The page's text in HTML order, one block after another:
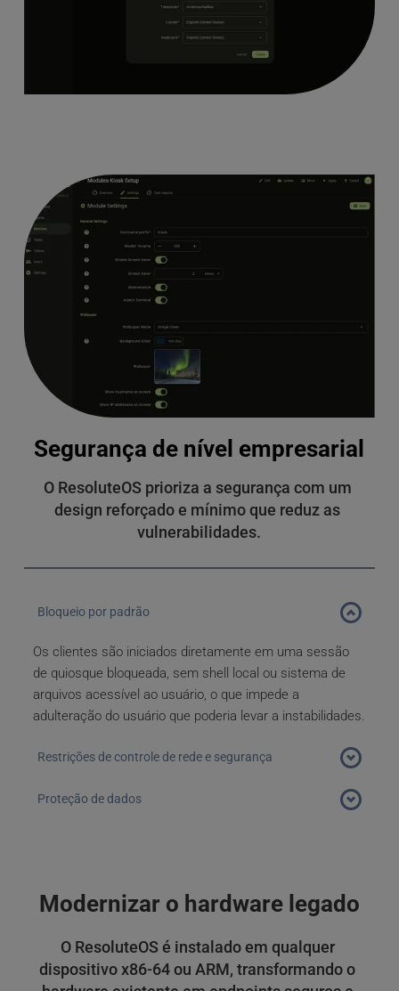
Segurança de nível empresarial
O ResoluteOS prioriza a segurança com um
design reforçado e mínimo que reduz as
vulnerabilidades.
Bloqueio por padrão
Os clientes são iniciados diretamente em uma sessão
de quiosque bloqueada, sem shell local ou sistema de
arquivos acessível ao usuário, o que impede a
adulteração do usuário que poderia levar a instabilidades.
Restrições de controle de rede e segurança
O gerenciamento somente para administradores
impede alterações não autorizadas nas
Proteção de dados
dados.  Além disso, toda a comunicação com o OVD
Enterprise é criptografada em trânsito usando os
principais protocolos padrão do setor, sem a
necessidade de uma VPN.
Modernizar o hardware legado
O ResoluteOS é instalado em qualquer
dispositivo x86-64 ou ARM, transformando o